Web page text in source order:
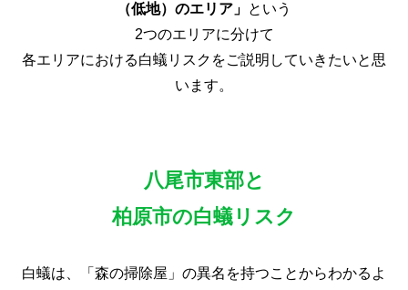
（低地）のエリア」 という
2つのエリアに分けて
各エリアにおける白蟻リスクをご説明していきたいと思
います。
八尾市東部と
柏原市の白蟻リスク
白蟻は、「森の掃除屋」の異名を持つことからわかるよ